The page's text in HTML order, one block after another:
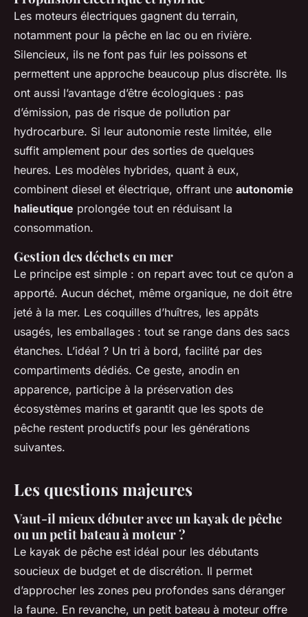
Les moteurs électriques gagnent du terrain,
notamment pour la pêche en lac ou en rivière.
Silencieux, ils ne font pas fuir les poissons et
permettent une approche beaucoup plus discrète. Ils
ont aussi l’avantage d’être écologiques : pas
d’émission, pas de risque de pollution par
hydrocarbure. Si leur autonomie reste limitée, elle
suffit amplement pour des sorties de quelques
heures. Les modèles hybrides, quant à eux,
combinent diesel et électrique, offrant une autonomie
halieutique prolongée tout en réduisant la
consommation.
Gestion des déchets en mer
Le principe est simple : on repart avec tout ce qu’on a
apporté. Aucun déchet, même organique, ne doit être
jeté à la mer. Les coquilles d’huîtres, les appâts
usagés, les emballages : tout se range dans des sacs
étanches. L’idéal ? Un tri à bord, facilité par des
compartiments dédiés. Ce geste, anodin en
apparence, participe à la préservation des
écosystèmes marins et garantit que les spots de
pêche restent productifs pour les générations
suivantes.
Les questions majeures
Vaut-il mieux débuter avec un kayak de pêche
ou un petit bateau à moteur ?
Le kayak de pêche est idéal pour les débutants
soucieux de budget et de discrétion. Il permet
d’approcher les zones peu profondes sans déranger
la faune. En revanche, un petit bateau à moteur offre